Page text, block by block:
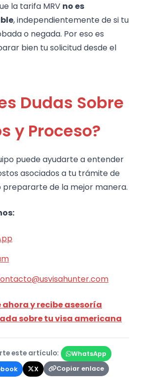
la tarifa MRV no es
, independientemente de si tu
o negada. Por eso es
bien tu solicitud desde el
Dudas Sobre
y Proceso?
puede ayudarte a entender
asociados a tu trámite de
prepararte de la mejor manera.
y recibe asesoría
sobre tu visa americana
este artículo:
WhatsApp
X Copiar enlace